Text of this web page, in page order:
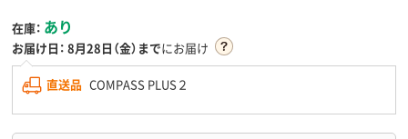
在庫： あり
お届け日： 8月28日（金）までにお届け
直送品 COMPASS PLUS２